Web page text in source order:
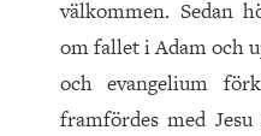
välkommen. Sedan
om fallet i Adam och
och evangelium
framfördes med